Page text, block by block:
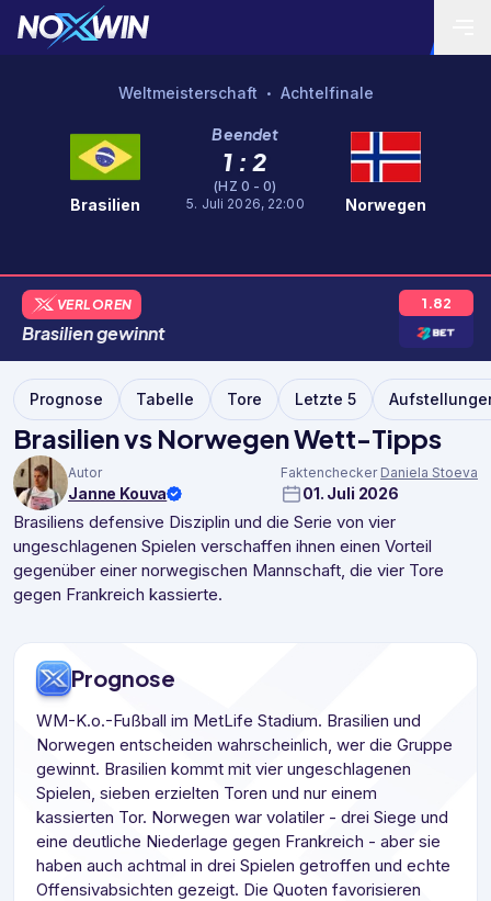
Weltmeisterschaft • Achtelfinale
Brasilien
Beendet
1 : 2
(HZ 0 - 0)
5. Juli 2026, 22:00
Norwegen
VERLOREN
Brasiliengewinnt
1.82
Prognose Tabelle Tore Letzte 5
Brasilien vs Norwegen Wett-Tipps
Autor
Janne Kouva
Faktenchecker Daniela Stoeva
01. Juli 2026
Brasiliens defensive Disziplin und die Serie von vier
ungeschlagenen Spielen verschaffen ihnen einen Vorteil
gegenüber einer norwegischen Mannschaft, die vier Tore
gegen Frankreich kassierte.
Prognose
WM-K.o.-Fußball im MetLife Stadium. Brasilien und
Norwegen entscheiden wahrscheinlich, wer die Gruppe
gewinnt. Brasilien kommt mit vier ungeschlagenen
Spielen, sieben erzielten Toren und nur einem
kassierten Tor. Norwegen war volatiler - drei Siege und
eine deutliche Niederlage gegen Frankreich - aber sie
haben auch achtmal in drei Spielen getroffen und echte
Offensivabsichten gezeigt. Die Quoten favorisieren